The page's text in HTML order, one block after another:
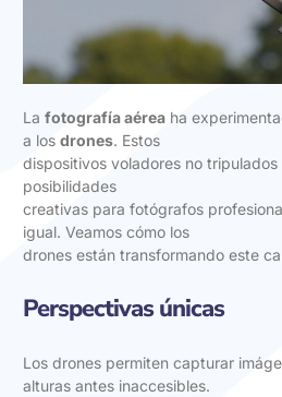
La fotografía aérea ha
a los drones. Estos
dispositivos voladores no
posibilidades
creativas para fotógrafos
igual. Veamos cómo los
drones están transformando este
Perspectivas únicas
Los drones permiten capturar
alturas antes inaccesibles.